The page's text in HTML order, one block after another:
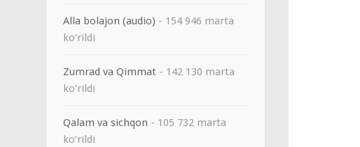
Alla bolajon (audio) - 154 946 marta
ko‘rildi
Zumrad va Qimmat - 142 130 marta
ko‘rildi
Qalam va sichqon - 105 732 marta
ko‘rildi